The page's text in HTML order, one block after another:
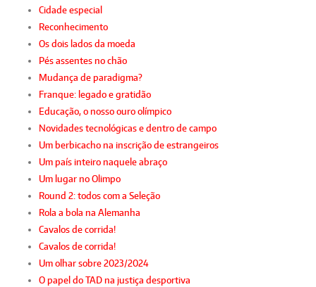
Cidade especial
Reconhecimento
Os dois lados da moeda
Pés assentes no chão
Mudança de paradigma?
Franque: legado e gratidão
Educação, o nosso ouro olímpico
Novidades tecnológicas e dentro de campo
Um berbicacho na inscrição de estrangeiros
Um país inteiro naquele abraço
Um lugar no Olimpo
Round 2: todos com a Seleção
Rola a bola na Alemanha
Cavalos de corrida!
Cavalos de corrida!
Um olhar sobre 2023/2024
O papel do TAD na justiça desportiva